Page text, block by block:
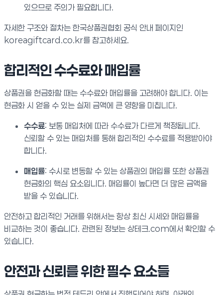
있으므로 주의가 필요합니다.
자세한 구조와 절차는 한국상품권협회 공식 안내 페이지인
koreagiftcard.co.kr를 참고하세요.
합리적인 수수료와 매입률
상품권을 현금화할 때는 수수료와 매입률을 고려해야 합니다. 이는
현금화 시 얻을 수 있는 실제 금액에 큰 영향을 미칩니다.
수수료: 보통 매입처에 따라 수수료가 다르게 책정됩니다.
신뢰할 수 있는 매입처를 통해 합리적인 수수료를 적용받아야
합니다.
매입률: 수시로 변동할 수 있는 상품권의 매입률 또한 상품권
현금화의 핵심 요소입니다. 매입률이 높다면 더 많은 금액을
받을 수 있습니다.
안전하고 합리적인 거래를 위해서는 항상 최신 시세와 매입률을
비교하는 것이 좋습니다. 관련된 정보는 상테크.com에서 확인할 수
있습니다.
안전과 신뢰를 위한 필수 요소들